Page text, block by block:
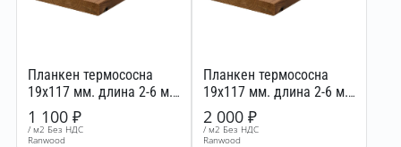
Планкен термососна
19x117 мм. длина 2-6 м.
сорт ВС
1 100 ₽
/ м2 Без НДС
Ranwood
Планкен термососна
19x117 мм. длина 2-6 м.
сорт АВ
2 000 ₽
/ м2 Без НДС
Ranwood